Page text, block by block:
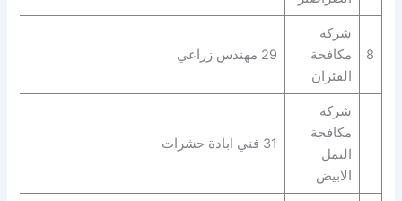
8
شركة
مكافحة
الفئران
29 مهندس زراعي
شركة
مكافحة
النمل
الابيض
31 فني ابادة حشرات